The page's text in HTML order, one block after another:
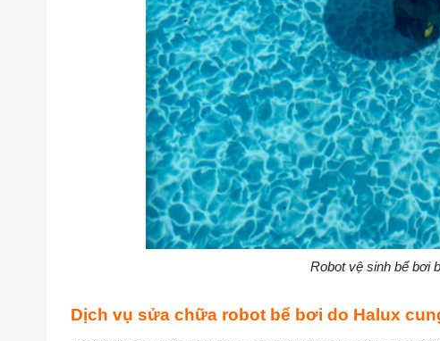
Robot vệ sinh bể bơi
Dịch vụ sửa chữa robot bể bơi do Halux